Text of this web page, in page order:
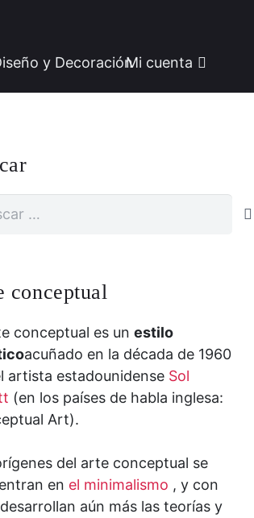
y DecoraciónMi cuenta
conceptual
conceptual es unestilo
acuñado en la década de 1960
artista estadounidense Sol
(en los países de habla inglesa:
Art).
del arte conceptual se
en el minimalismo , y con
aún más las teorías y